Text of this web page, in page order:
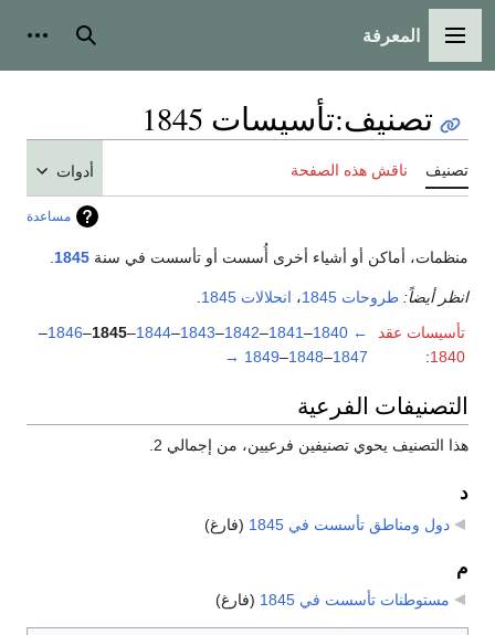
القائمة الرئيسية
المعرفة بحث
تصنيف:تأسيسات 1845
تصنيف ناقش هذه الصفحة أدوات
مساعدة
منظمات، أماكن أو أشياء أخرى أُسست أو تأسست في سنة 1845
انظر أيضاً: طروحات 1845 ، انحلالات 1845
تأسيسات عقد
1840
:
←
1840
–
1841
–
1842
–
1843
–
1844
–
1845
–
1846
–
1847
–
1848
–
1849
→
التصنيفات الفرعية
هذا التصنيف يحوي تصنيفين فرعيين، من إجمالي 2.
د
دول ومناطق تأسست في 1845 (فارغ)
م
مستوطنات تأسست في 1845 (فارغ)